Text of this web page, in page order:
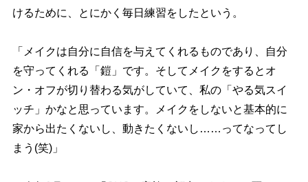
けるために、とにかく毎日練習をしたという。
「メイクは自分に自信を与えてくれるものであり、自分
を守ってくれる「鎧」です。そしてメイクをするとオ
ン・オフが切り替わる気がしていて、私の「やる気スイ
ッチ」かなと思っています。メイクをしないと基本的に
家から出たくないし、動きたくないし……ってなってし
まう(笑)」